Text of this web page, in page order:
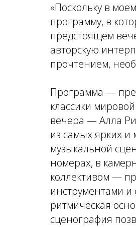
«Поскольку в
программу, в
предстоящем
авторскую
прочтением,
Программа —
классики
вечера — Алла
из самых ярких и
музыкальной
номерах, в
коллективом —
инструментами и
ритмическая
сценография